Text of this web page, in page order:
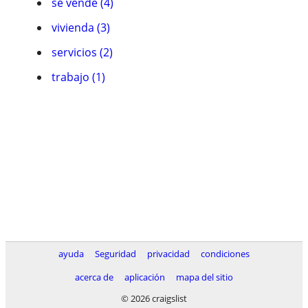
vivienda (3)
servicios (2)
trabajo (1)
ayuda Seguridad privacidad
condiciones
acerca de
aplicación
mapa del sitio
© 2026 craigslist